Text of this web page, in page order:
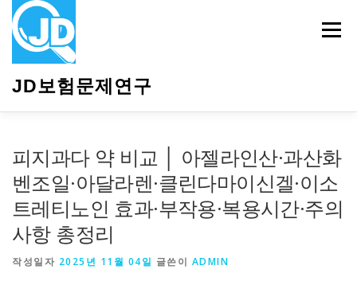
JD보험문제연구
메뉴
피지과다 약 비교 │ 아젤라인산·과산화
벤조일·아달라렌·클린다마이신겔·이소
트레티노인 효과·부작용·복용시간·주의
사항 총정리
작성일자 2025년 11월 04일 글쓴이 ADMIN